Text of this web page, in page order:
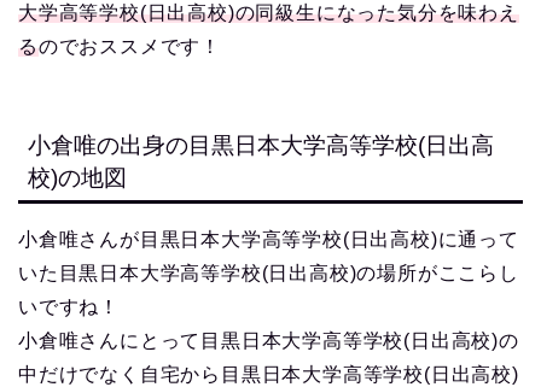
大学高等学校(日出高校)の同級生になった気分を味わえ
るのでおススメです！
小倉唯の出身の目黒日本大学高等学校(日出高
校)の地図
小倉唯さんが目黒日本大学高等学校(日出高校)に通って
いた目黒日本大学高等学校(日出高校)の場所がここらし
いですね！
小倉唯さんにとって目黒日本大学高等学校(日出高校)の
中だけでなく自宅から目黒日本大学高等学校(日出高校)